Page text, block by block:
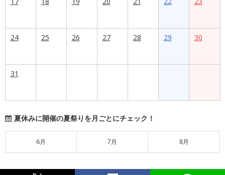
24 25 26 27 28 29 30
31
夏休みに開催の夏祭りを月ごとにチェック！
6月 7月 8月